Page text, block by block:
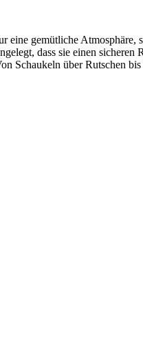
gemütliche
dass sie einen
Schaukeln über Rutschen